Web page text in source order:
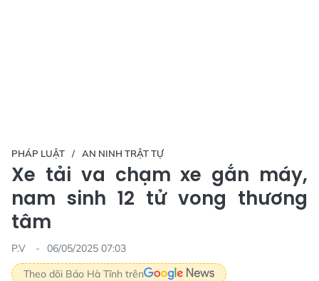
PHÁP LUẬT AN NINH TRẬT TỰ
Xe tải va chạm xe gắn máy,
nam sinh 12 tử vong thương
tâm
P.V
06/05/2025 07:03
Theo dõi Báo Hà Tĩnh trên